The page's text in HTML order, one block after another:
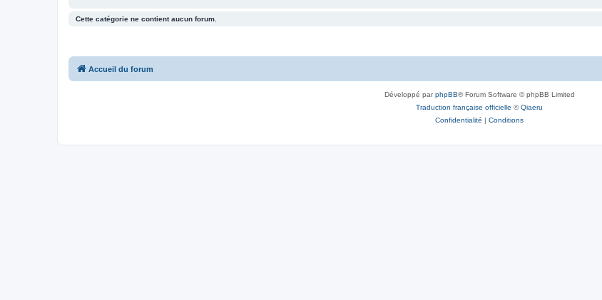
Cette catégorie ne contient aucun forum.
Accueil du forum
Développé parphpBB® Forum Software © phpBB Limited
Traduction française officielle ©Qiaeru
Confidentialité | Conditions